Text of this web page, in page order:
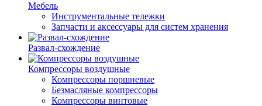
Мебель
Инструментальные тележки
Запчасти и аксессуары для систем хранения
Развал-схождение
Компрессоры воздушные
Компрессоры поршневые
Безмасляные компрессоры
Компрессоры винтовые